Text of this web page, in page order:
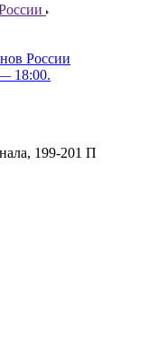
России
18:00.
199-201 П